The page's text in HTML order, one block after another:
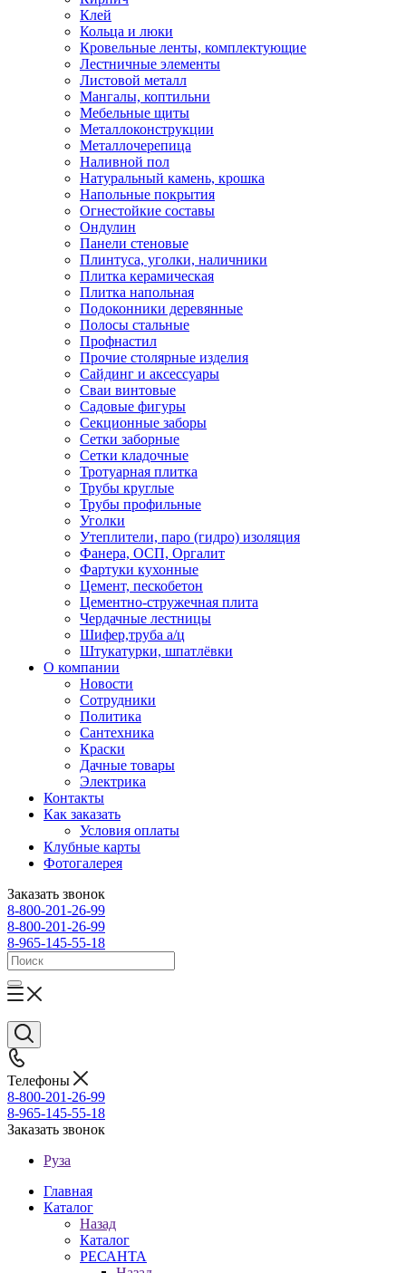
Клей
Кольца и люки
Кровельные ленты, комплектующие
Лестничные элементы
Листовой металл
Мангалы, коптильни
Мебельные щиты
Металлоконструкции
Металлочерепица
Наливной пол
Натуральный камень, крошка
Напольные покрытия
Огнестойкие составы
Ондулин
Панели стеновые
Плинтуса, уголки, наличники
Плитка керамическая
Плитка напольная
Подоконники деревянные
Полосы стальные
Профнастил
Прочие столярные изделия
Сайдинг и аксессуары
Сваи винтовые
Садовые фигуры
Секционные заборы
Сетки заборные
Сетки кладочные
Тротуарная плитка
Трубы круглые
Трубы профильные
Уголки
Утеплители, паро (гидро) изоляция
Фанера, ОСП, Оргалит
Фартуки кухонные
Цемент, пескобетон
Цементно-стружечная плита
Чердачные лестницы
Шифер,труба а/ц
Штукатурки, шпатлёвки
О компании
Новости
Сотрудники
Политика
Сантехника
Краски
Дачные товары
Электрика
Контакты
Как заказать
Условия оплаты
Клубные карты
Фотогалерея
Заказать звонок
8-800-201-26-99
8-800-201-26-99
8-965-145-55-18
Телефоны
8-800-201-26-99
8-965-145-55-18
Заказать звонок
Руза
Главная
Каталог
Назад
Каталог
РЕСАНТА